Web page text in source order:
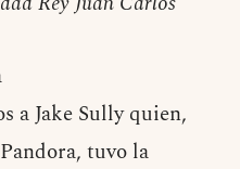
a Jake Sully quien,
tuvo la